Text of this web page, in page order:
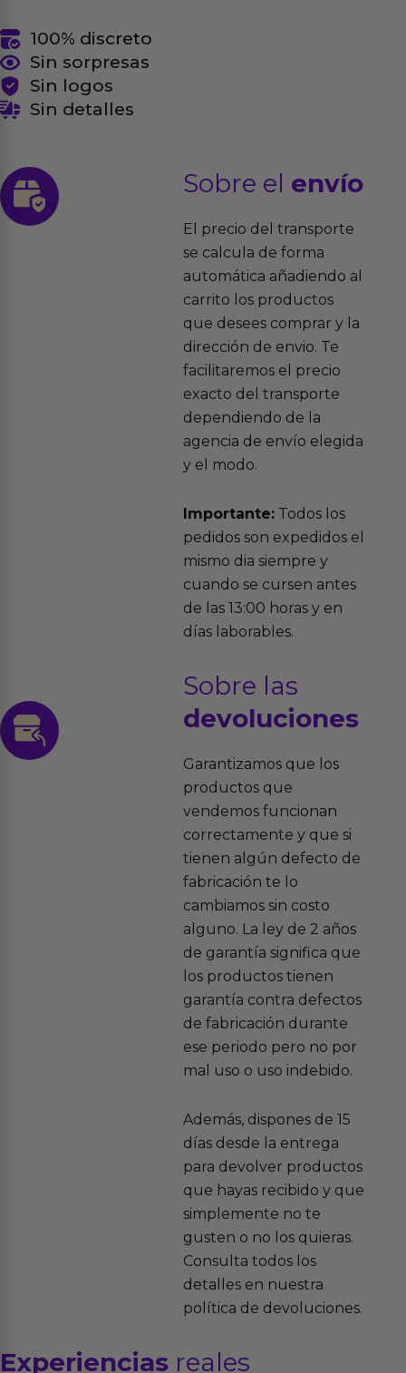
100% discreto
Sin sorpresas
Sin logos
Sin detalles
Sobre el envío
El precio del transporte
se calcula de forma
automática añadiendo al
carrito los productos
que desees comprar y la
dirección de envio. Te
facilitaremos el precio
exacto del transporte
dependiendo de la
agencia de envío elegida
y el modo.
Importante:Todos los
pedidos son expedidos el
mismo dia siempre y
cuando se cursen antes
de las 13:00 horas y en
días laborables.
Sobre las
devoluciones
Garantizamos que los
productos que
vendemos funcionan
correctamente y que si
tienen algún defecto de
fabricación te lo
cambiamos sin costo
alguno. La ley de 2 años
de garantía significa que
los productos tienen
garantía contra defectos
de fabricación durante
ese periodo pero no por
mal uso o uso indebido.
Además, dispones de 15
días desde la entrega
para devolver productos
que hayas recibido y que
simplemente no te
gusten o no los quieras.
Consulta todos los
detalles en nuestra
política de devoluciones.
Experiencias reales